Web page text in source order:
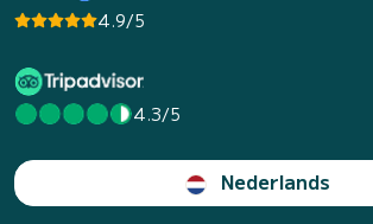
4.9/5
4.3/5
Nederlands